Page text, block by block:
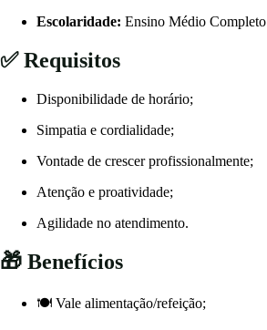
Escolaridade: Ensino Médio Completo
✅ Requisitos
Disponibilidade de horário;
Simpatia e cordialidade;
Vontade de crescer profissionalmente;
Atenção e proatividade;
Agilidade no atendimento.
🎁 Benefícios
🍽 Vale alimentação/refeição;